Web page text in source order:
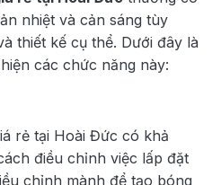
nhiệt và cản sáng tùy
thiết kế cụ thể. Dưới đây là
các chức năng này:
rẻ tại Hoài Đức có khả
điều chỉnh việc lấp đặt
chỉnh mành để tạo bóng